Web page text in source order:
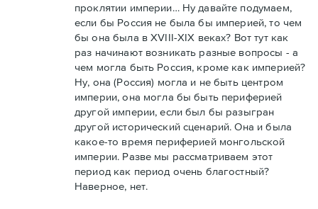
проклятии империи… Ну давайте подумаем,
если бы Россия не была бы империей, то чем
бы она была в XVIII-XIX веках? Вот тут как
раз начинают возникать разные вопросы - а
чем могла быть Россия, кроме как империей?
Ну, она (Россия) могла и не быть центром
империи, она могла бы быть периферией
другой империи, если был бы разыгран
другой исторический сценарий. Она и была
какое-то время периферией монгольской
империи. Разве мы рассматриваем этот
период как период очень благостный?
Наверное, нет.